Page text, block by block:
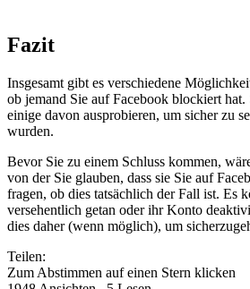
Fazit
Insgesamt gibt es verschiedene
ob jemand Sie auf Facebook blockiert hat.
einige davon ausprobieren, um sicher zu
wurden.
Bevor Sie zu einem Schluss kommen,
von der Sie glauben, dass sie Sie auf
fragen, ob dies tatsächlich der Fall ist. Es
versehentlich getan oder ihr Konto
dies daher (wenn möglich), um
Teilen:
Zum Abstimmen auf einen Stern klicken